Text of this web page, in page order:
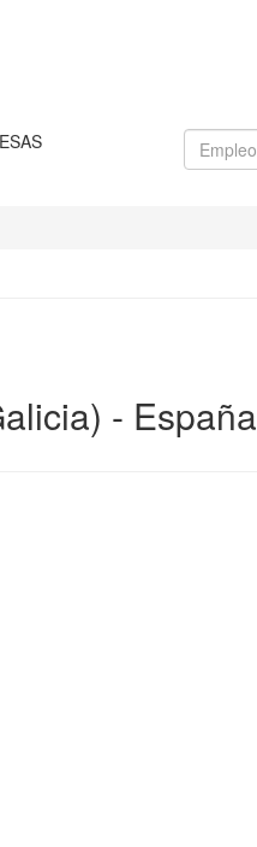
- España